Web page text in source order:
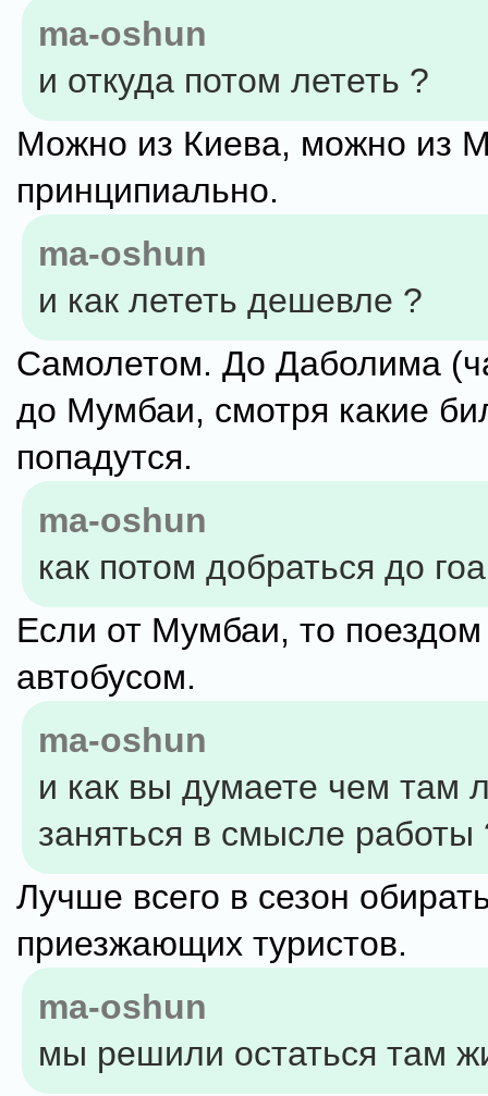
ma-oshun
и откуда потом лететь ?
Можно из Киева, можно из
принципиально.
ma-oshun
и как лететь дешевле ?
Самолетом. До Даболима
до Мумбаи, смотря какие
попадутся.
ma-oshun
как потом добраться до
Если от Мумбаи, то
автобусом.
ma-oshun
и как вы думаете чем там
заняться в смысле работы
Лучше всего в сезон
приезжающих туристов.
ma-oshun
мы решили остаться там